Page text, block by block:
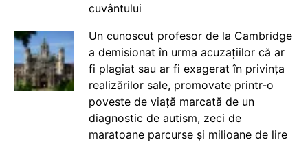
cuvântului
Un cunoscut profesor de la Cambridge
a demisionat în urma acuzațiilor că ar
fi plagiat sau ar fi exagerat în privința
realizărilor sale, promovate printr-o
poveste de viață marcată de un
diagnostic de autism, zeci de
maratoane parcurse și milioane de lire